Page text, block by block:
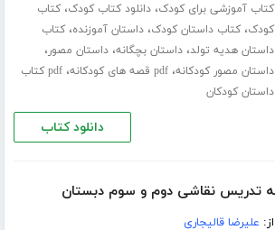
کتاب آموزشی برای کودک،دانلود کتاب کودک،کتاب
کودک،کتاب داستان کودک،داستان آموزنده،کتاب
داستان هدیه تولد،داستان بچگانه،داستان مصور،
داستان مصور کودکانه،pdf قصه های کودکانه ،
pdf کتاب
داستان کودکان
دانلود کتاب
تدریس نقاشی دوم و سوم دبستان
از: علیرضا قالیجاری